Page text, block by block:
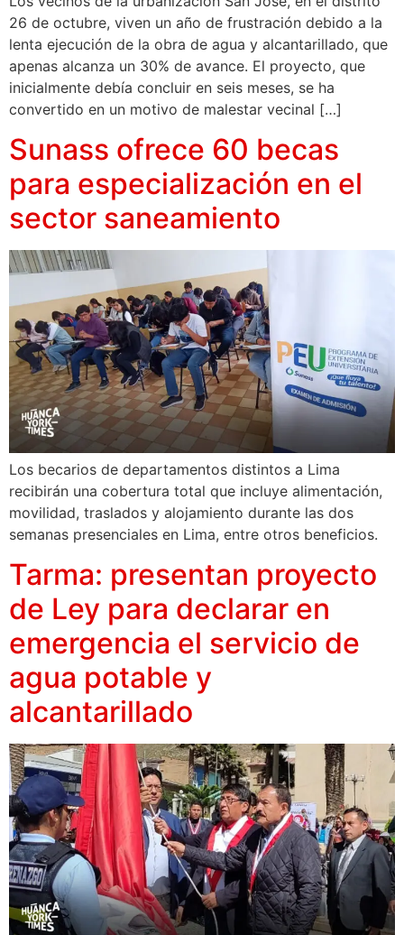
26 de octubre, viven un año de frustración debido a la
lenta ejecución de la obra de agua y alcantarillado, que
apenas alcanza un 30% de avance. El proyecto, que
inicialmente debía concluir en seis meses, se ha
convertido en un motivo de malestar vecinal […]
Sunass ofrece 60 becas
para especialización en el
sector saneamiento
Los becarios de departamentos distintos a Lima
recibirán una cobertura total que incluye alimentación,
movilidad, traslados y alojamiento durante las dos
semanas presenciales en Lima, entre otros beneficios.
Tarma: presentan proyecto
de Ley para declarar en
emergencia el servicio de
agua potable y
alcantarillado